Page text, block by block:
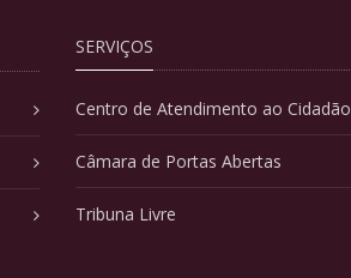
SERVIÇOS
Centro de Atendimento ao Cidadão
Câmara de Portas Abertas
Tribuna Livre